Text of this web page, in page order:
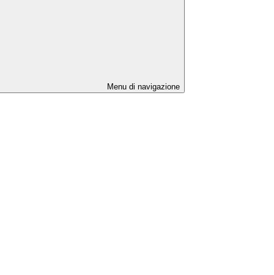
Menu di navigazione